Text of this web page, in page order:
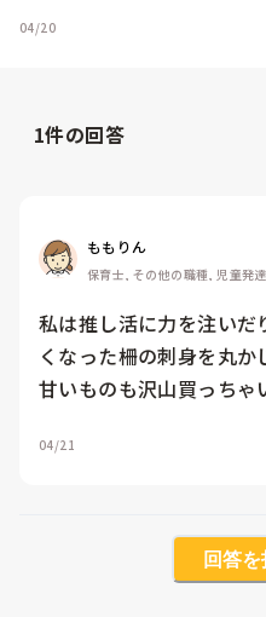
04/20
1件の回答
ももりん
保育士, その他の職種, 児童発
私は推し活に力を注い
くなった柵の刺身を丸
甘いものも沢山買っちゃ
04/21
回答